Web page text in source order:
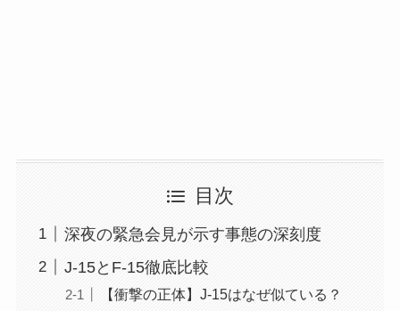
目次
深夜の緊急会見が示す事態の深刻度
J-15とF-15徹底比較
【衝撃の正体】J-15はなぜ似ている？